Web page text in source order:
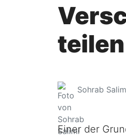
teilen
Sohrab
Einer der